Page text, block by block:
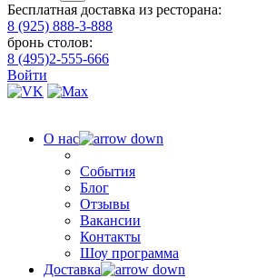
Бесплатная доставка из ресторана:
8 (925) 888-3-888
бронь столов:
8 (495)2-555-666
Войти
О нас
События
Блог
Отзывы
Вакансии
Контакты
Шоу программа
Доставка